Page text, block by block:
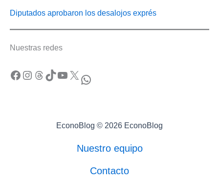
Diputados aprobaron los desalojos exprés
Nuestras redes
Facebook Instagram Threads TikTok YouTube X WhatsApp
EconoBlog © 2026 EconoBlog
Nuestro equipo
Contacto